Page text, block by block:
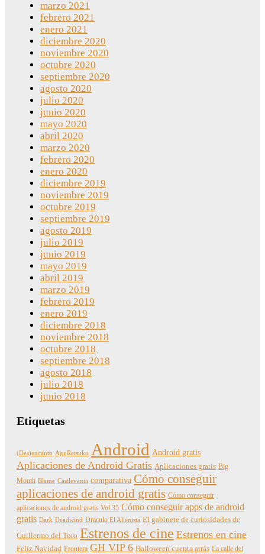
marzo 2021
febrero 2021
enero 2021
diciembre 2020
noviembre 2020
octubre 2020
septiembre 2020
agosto 2020
julio 2020
junio 2020
mayo 2020
abril 2020
marzo 2020
febrero 2020
enero 2020
diciembre 2019
noviembre 2019
octubre 2019
septiembre 2019
agosto 2019
julio 2019
junio 2019
mayo 2019
abril 2019
marzo 2019
febrero 2019
enero 2019
diciembre 2018
noviembre 2018
octubre 2018
septiembre 2018
agosto 2018
julio 2018
junio 2018
Etiquetas
(Des)encanto AggRetsuko Android Android gratis
Aplicaciones de Android Gratis Aplicaciones gratis Big
Mouth Blame Castlevania comparativa Cómo conseguir
aplicaciones de android gratis Cómo conseguir
aplicaciones de android gratis Vol 35 Cómo conseguir apps de android
gratis Dark Deadwind Dracula El Alienista El gabinete de curiosidades de
Guillermo del Toro Estrenos de cine Estrenos en cine
Feliz Navidad Frontera GH VIP 6 Halloween cuenta atrás La calle del